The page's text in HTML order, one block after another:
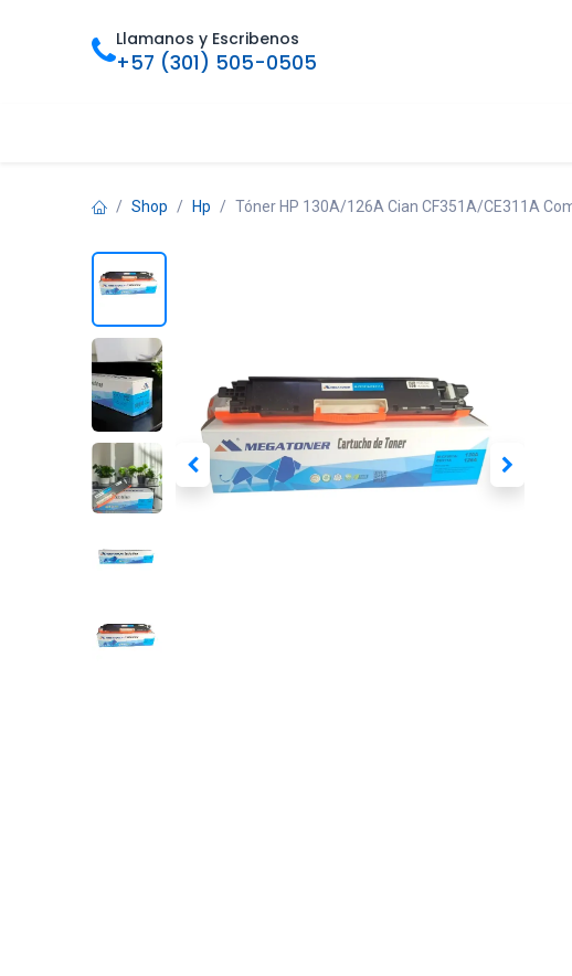
Llamanos y Escribenos
+57 (301) 505-0505
Shop Hp Tóner HP 130A/126A Cian CF351A/CE311A